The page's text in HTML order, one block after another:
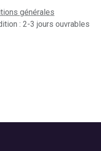
générales
: 2-3 jours ouvrables